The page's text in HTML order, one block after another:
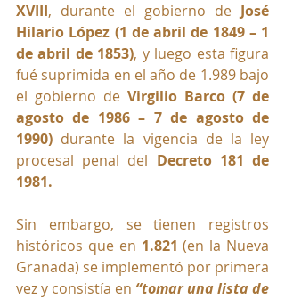
XVIII, durante el gobierno de José
Hilario López (1 de abril de 1849 – 1
de abril de 1853), y luego esta figura
fué suprimida en el año de 1.989 bajo
el gobierno de Virgilio Barco (7 de
agosto de 1986 – 7 de agosto de
1990) durante la vigencia de la ley
procesal penal del Decreto 181 de
1981.
Sin embargo, se tienen registros
históricos que en 1.821 (en la Nueva
Granada) se implementó por primera
vez y consistía en “tomar una lista de